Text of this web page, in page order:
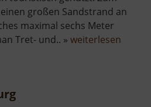
großen Sandstrand an
maximal sechs Meter
Tret- und.. » weiterlesen